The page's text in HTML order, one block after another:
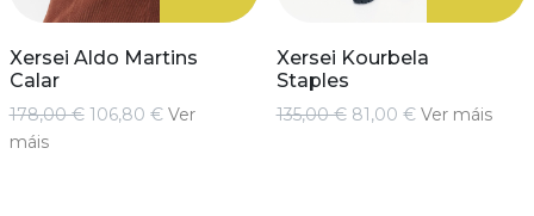
Xersei Aldo Martins
Calar
178,00 € 106,80 € Ver
máis
Xersei Kourbela
Staples
135,00 € 81,00 € Ver máis